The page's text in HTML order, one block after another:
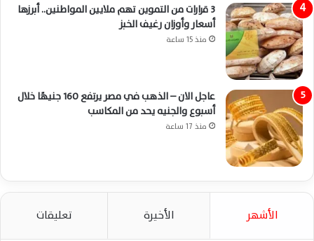
3 قرارات من التموين تهم ملايين المواطنين.. أبرزها
أسعار وأوزان رغيف الخبز
منذ 15 ساعة
عاجل الان – الذهب في مصر يرتفع 160 جنيهًا خلال
أسبوع والجنيه يحد من المكاسب
منذ 17 ساعة
الأشهر الأخيرة تعليقات